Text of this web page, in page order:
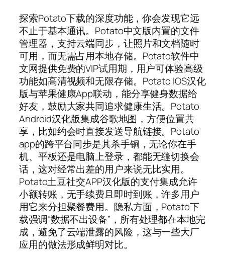
探索Potato下载的深度功能，你会发现它远
不止于基本通讯。Potato中文版内置的文件
管理器，支持云端同步，让照片和文档随时
可用，而无需占用本地存储。Potato软件中
文网提供免费的VIP试用期，用户可体验高级
功能如高清视频和无限存储。Potato IOS汉化
版与苹果健康App联动，能分享健身数据给
好友，鼓励大家共同追求健康生活。Potato
Android汉化版集成谷歌地图，方便位置共
享，比如约会时直接发送导航链接。Potato
app的跨平台同步是其杀手锏，无论你在手
机、平板还是电脑上登录，都能无缝切换会
话，这对经常出差的用户来说无比实用。
Potato土豆社交APP汉化版的支付集成允许
小额转账，无手续费且即时到账，许多用户
用它来分担聚餐费用。隐私方面，Potato下
载强调“数据不出设备”，所有处理都在本地完
成，避免了云端泄露的风险，这与一些大厂
应用的做法形成鲜明对比。